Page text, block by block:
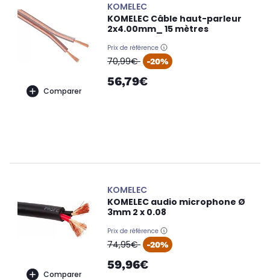
Comparer
KOMELEC
KOMELEC Câble haut-parleur
2x4.00mm_ 15 mètres
Prix de référence
oldPrice
70,99€ -20%
56,79€
Comparer
KOMELEC
KOMELEC audio microphone Ø
3mm 2 x 0.08
Prix de référence
oldPrice
74,95€ -20%
59,96€